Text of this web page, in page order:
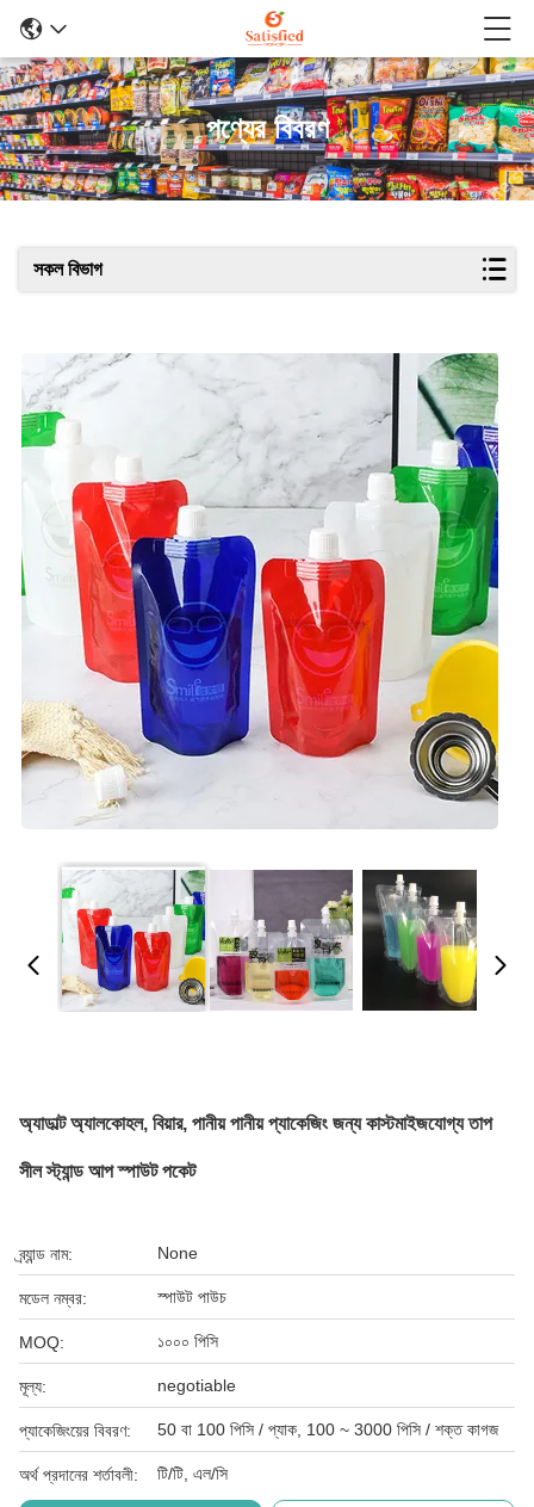
পণ্যের বিবরণ
সকল বিভাগ
অ্যাডাল্ট অ্যালকোহল, বিয়ার, পানীয় পানীয় প্যাকেজিং জন্য কাস্টমাইজযোগ্য তাপ
সীল স্ট্যান্ড আপ স্পাউট পকেট
ব্র্যান্ড নাম: None
মডেল নম্বর: স্পাউট পাউচ
MOQ: ১০০০ পিসি
মূল্য: negotiable
প্যাকেজিংয়ের বিবরণ: 50 বা 100 পিসি / প্যাক, 100 ~ 3000 পিসি / শক্ত কাগজ
অর্থ প্রদানের শর্তাবলী: টি/টি, এল/সি